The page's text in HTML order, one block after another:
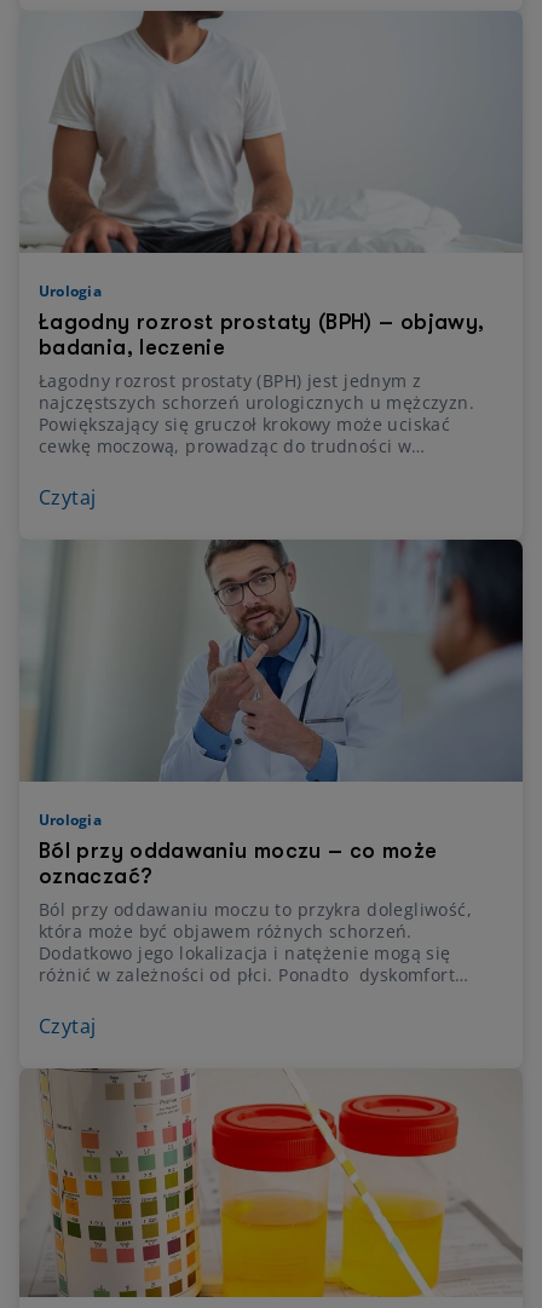
pojawiające się zmętnienie moczu to objaw, który
warto skonsultować z lekarzem i wykonać
odpowiednie badania laboratoryjne. Sprawdź jakie
jeszcze są przyczyny mętnego moczu. Które z nich są
błahe, a które wskazują na poważne schorzenie.
Urologia
Łagodny rozrost prostaty (BPH) – objawy,
badania, leczenie
Łagodny rozrost prostaty (BPH) jest jednym z
najczęstszych schorzeń urologicznych u mężczyzn.
Powiększający się gruczoł krokowy może uciskać
cewkę moczową, prowadząc do trudności w
do toalety. Choć BPH nie jest nowotworem, nieleczony
może powodować poważne powikłania – od
Wczesna diagnostyka i wdrożenie odpowiedniego
leczenia umożliwiają kontrolę choroby i poprawę
Czytaj
Urologia
Ból przy oddawaniu moczu – co może
oznaczać?
Ból przy oddawaniu moczu to przykra dolegliwość,
która może być objawem różnych schorzeń.
Dodatkowo jego lokalizacja i natężenie mogą się
różnić w zależności od płci. Ponadto dyskomfort
uczucie parcia na pęcherz. Dlatego właśnie każdy ból
przy oddawaniu moczu powinien skłonić do wizyty u
niekiedy nie jest to sygnał poważnej choroby,
konieczne jest zastosowanie leczenia, aby
zminimalizować dyskomfort i poprawić jakość
funkcjonowania.
Czytaj